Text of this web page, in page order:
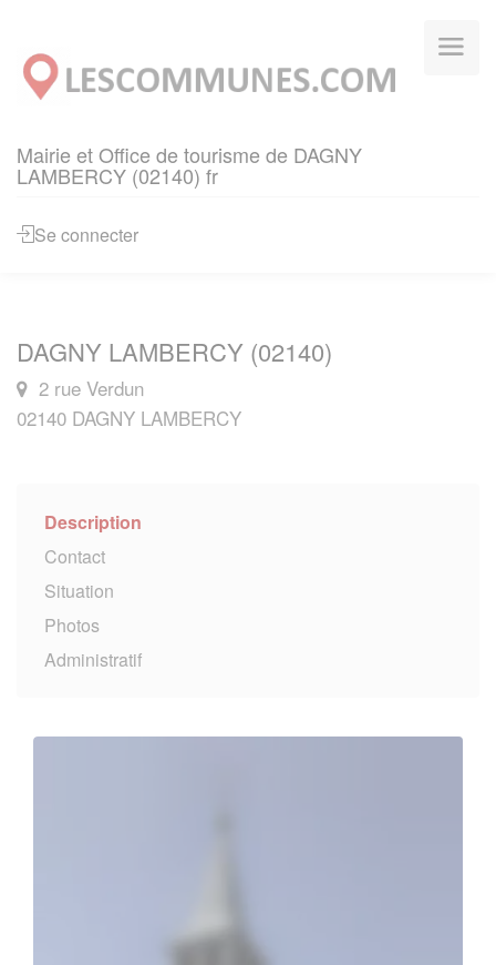
Mairie et Office de tourisme de DAGNY
LAMBERCY (02140) fr
Se connecter
DAGNY LAMBERCY (02140)
2 rue Verdun
02140 DAGNY LAMBERCY
Description
Contact
Situation
Photos
Administratif